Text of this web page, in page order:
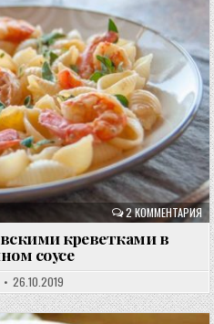
2 КОММЕНТАРИЯ
креветками в
соусе
26.10.2019